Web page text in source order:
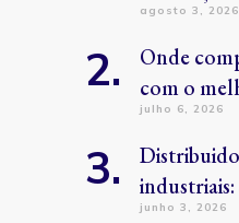
agosto 3, 2026
Onde
com o
julho 6, 2026
junho 3, 2026